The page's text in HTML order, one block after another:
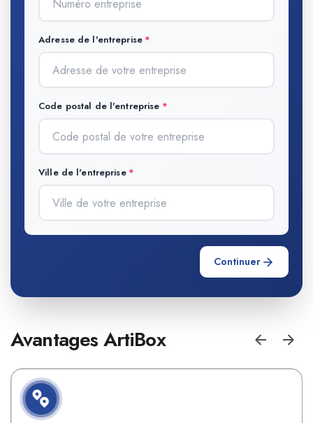
Adresse de l'entreprise
Code postal de l'entreprise
Ville de l'entreprise
Continuer
Avantages ArtiBox